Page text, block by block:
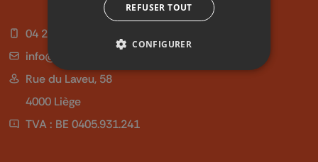
04 254 99 99
info@qu4tre.be
Rue du Laveu, 58
4000 Liège
TVA : BE 0405.931.241
REFUSER TOUT
CONFIGURER